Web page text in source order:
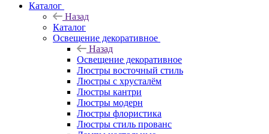
Каталог
Назад
Каталог
Освещение декоративное
Назад
Освещение декоративное
Люстры восточный стиль
Люстры с хрусталём
Люстры кантри
Люстры модерн
Люстры флористика
Люстры стиль прованс